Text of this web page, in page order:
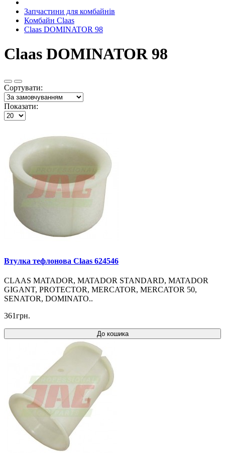
Запчастини для комбайнів
Комбайн Claas
Claas DOMINATOR 98
Claas DOMINATOR 98
Сортувати:
Показати:
Втулка тефлонова Claas 624546
CLAAS MATADOR, MATADOR STANDARD, MATADOR
GIGANT, PROTECTOR, MERCATOR, MERCATOR 50,
SENATOR, DOMINATO..
361грн.
До кошика